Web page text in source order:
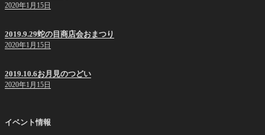
2020年1月15日
2019.9.29蛇の目商店会おまつり
2020年1月15日
2019.10.6お月見のつどい
2020年1月15日
イベント情報